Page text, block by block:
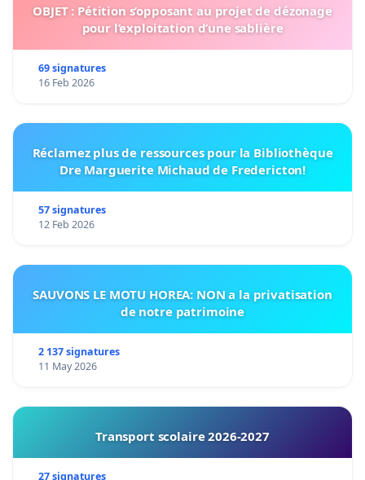
OBJET : Pétition s’opposant au projet de dézonage
pour l’exploitation d’une sablière
69 signatures
16 Feb 2026
Réclamez plus de ressources pour la Bibliothèque
Dre Marguerite Michaud de Fredericton!
57 signatures
12 Feb 2026
SAUVONS LE MOTU HOREA: NON a la privatisation
de notre patrimoine
2 137 signatures
11 May 2026
Transport scolaire 2026-2027
27 signatures